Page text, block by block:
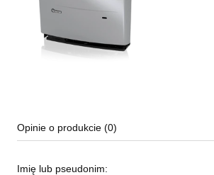
Opinie o produkcie (0)
Imię lub pseudonim: